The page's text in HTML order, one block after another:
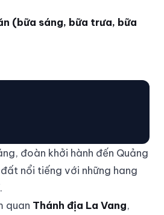
(bữa sáng, bữa trưa, bữa
đoàn khởi hành đến Quảng
nổi tiếng với những hang
quan Thánh địa La Vang,